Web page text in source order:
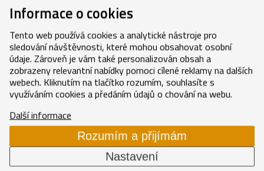
Kanalizační větrák komplet carbon
Carbon(EVO)
1 665,80 Kč/ks
2 015,62 Kč/ks s DPH
RUNDO
Informace o cookies
Tento web používá cookies a analytické nástroje pro
sledování návštěvnosti, které mohou obsahovat osobní
údaje. Zároveň je vám také personalizován obsah a
zobrazeny relevantní nabídky pomoci cílené reklamy na dalších
webech. Kliknutím na tlačítko rozumím, souhlasíte s
využíváním cookies a předáním údajů o chování na webu.
Další informace
Rozumím a přijímám
Nastavení